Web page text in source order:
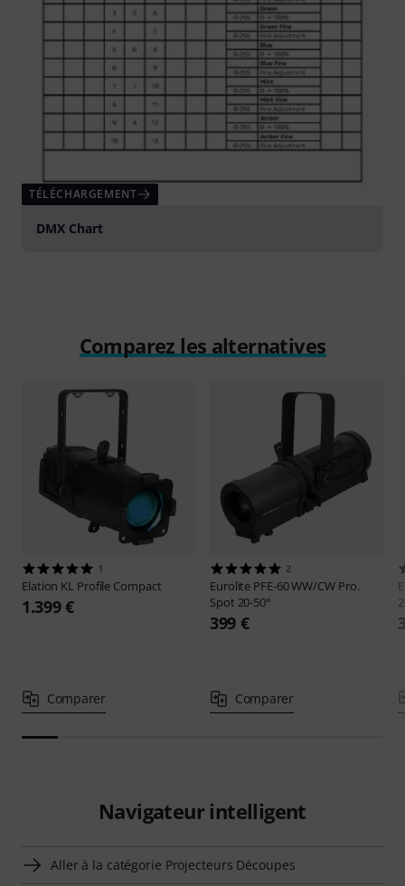
TÉLÉCHARGEMENT
DMX Chart
Comparez les alternatives
1
Elation KL Profile Compact
1.399 €
Comparer
2
Eurolite PFE-60 WW/CW Pro.
Spot 20-50°
399 €
Comparer
Navigateur intelligent
Aller à la catégorie Projecteurs Découpes